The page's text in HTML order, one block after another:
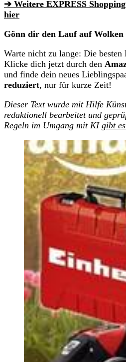
➔ Weitere EXPRESS
hier
Gönn dir den Lauf auf Wolken
Warte nicht zu lange: Die besten
Klicke dich jetzt durch den
und finde dein neues
reduziert, nur für kurze Zeit!
Dieser Text wurde mit Hilfe
redaktionell bearbeitet und
Regeln im Umgang mit KI gibt